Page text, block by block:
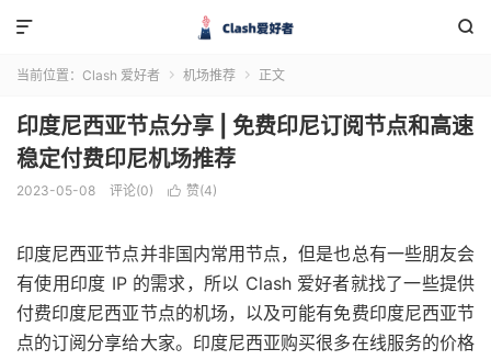


当前位置： Clash 爱好者  机场推荐  正文
印度尼西亚节点分享 | 免费印尼订阅节点和高速
稳定付费印尼机场推荐
2023-05-08 评论(0)  赞(4)
印度尼西亚节点并非国内常用节点，但是也总有一些朋友会
有使用印度 IP 的需求，所以 Clash 爱好者就找了一些提供
付费印度尼西亚节点的机场，以及可能有免费印度尼西亚节
点的订阅分享给大家。印度尼西亚购买很多在线服务的价格